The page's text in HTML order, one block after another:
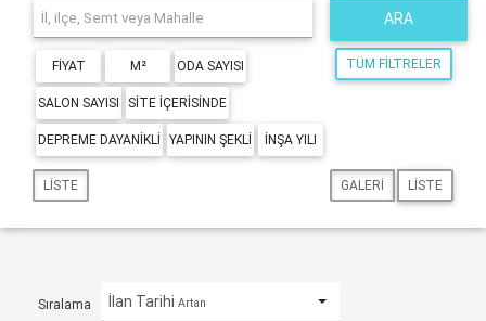
ARA
FIYAT M² ODA SAYISI
SALON SAYISI SITE IÇERISINDE
DEPREME DAYANIKLI YAPININ ŞEKLI İNŞA YILI
TÜM FILTRELER
LISTE GALERI LISTE
Sıralama İlan Tarihi Artan